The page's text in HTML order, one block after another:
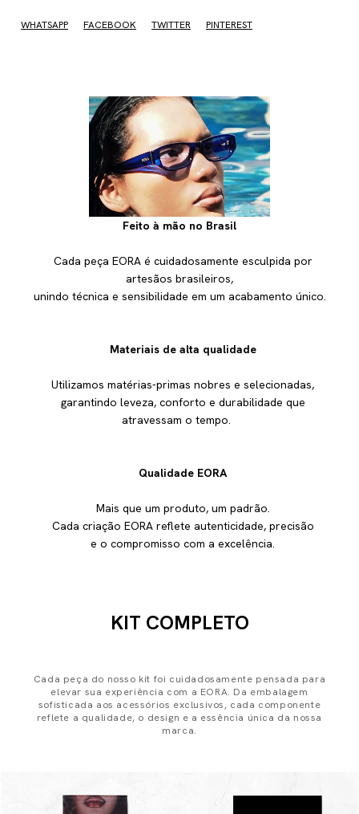
WHATSAPP FACEBOOK TWITTER PINTEREST
Feito à mão no Brasil
Cada peça EORA é cuidadosamente esculpida por
artesãos brasileiros,
unindo técnica e sensibilidade em um acabamento único.
Materiais de alta qualidade
Utilizamos matérias-primas nobres e selecionadas,
garantindo leveza, conforto e durabilidade que
atravessam o tempo.
Qualidade EORA
Mais que um produto, um padrão.
Cada criação EORA reflete autenticidade, precisão
e o compromisso com a excelência.
KIT COMPLETO
Cada peça do nosso kit foi cuidadosamente pensada para
elevar sua experiência com a EORA. Da embalagem
sofisticada aos acessórios exclusivos, cada componente
reflete a qualidade, o design e a essência única da nossa
marca.